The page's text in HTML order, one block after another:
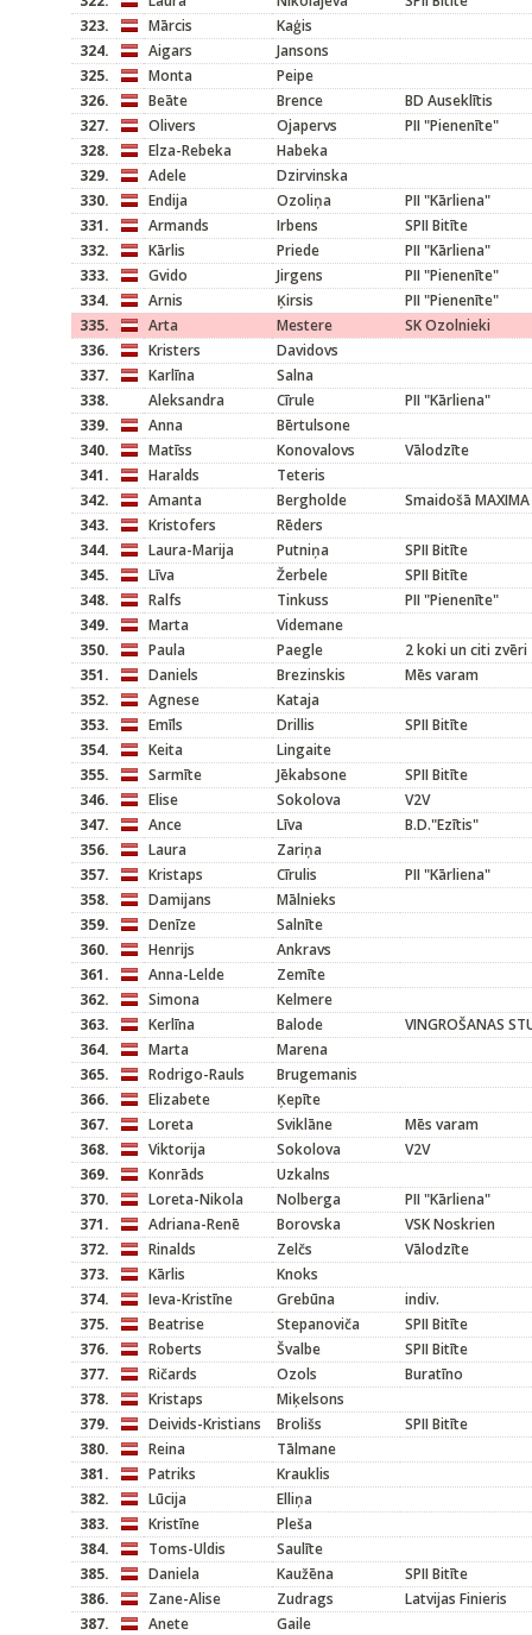
323.
Mārcis
Kaģis
324.
Aigars
Jansons
325.
Monta
Peipe
326.
Beāte Brence
BD Auseklītis
327.
Olivers Ojapervs
PII "Pienenīte"
328.
Elza-Rebeka
Habeka
329.
Adele
Dzirvinska
330.
Endija Ozoliņa
PII "Kārliena"
331.
Armands Irbens
SPII Bitīte
332.
Kārlis Priede
PII "Kārliena"
333.
Gvido Jirgens
PII "Pienenīte"
334.
Arnis Ķirsis
PII "Pienenīte"
335.
Arta Mestere
SK Ozolnieki
336.
Kristers
Davidovs
337.
Karlīna
Salna
338.
Aleksandra Cīrule
PII "Kārliena"
339.
Anna
Bērtulsone
340.
Matīss Konovalovs
Vālodzīte
341.
Haralds
Teteris
342.
Amanta Bergholde
Smaidošā
343.
Kristofers
Rēders
344.
Laura-Marija Putniņa
SPII Bitīte
345.
Līva Žerbele
SPII Bitīte
348.
Ralfs Tinkuss
PII "Pienenīte"
349.
Marta
Videmane
350.
Paula Paegle
2 koki un citi zvēri
351.
Daniels Brezinskis
Mēs varam
352.
Agnese
Kataja
353.
Emīls Drillis
SPII Bitīte
354.
Keita
Lingaite
355.
Sarmīte Jēkabsone
SPII Bitīte
346.
Elise Sokolova
V2V
347.
Ance Līva
B.D."Ezītis"
356.
Laura
Zariņa
357.
Kristaps Cīrulis
PII "Kārliena"
358.
Damijans
Mālnieks
359.
Denīze
Salnīte
360.
Henrijs
Ankravs
361.
Anna-Lelde
Zemīte
362.
Simona
Kelmere
363.
Kerlīna Balode
VINGROŠANAS
364.
Marta
Marena
365.
Rodrigo-Rauls
Brugemanis
366.
Elizabete
Ķepīte
367.
Loreta Sviklāne
Mēs varam
368.
Viktorija Sokolova
V2V
369.
Konrāds
Uzkalns
370.
Loreta-Nikola Nolberga
PII "Kārliena"
371.
Adriana-Renē Borovska
VSK Noskrien
372.
Rinalds Zelčs
Vālodzīte
373.
Kārlis
Knoks
374.
Ieva-Kristīne Grebūna
indiv.
375.
Beatrise Stepanoviča
SPII Bitīte
376.
Roberts Švalbe
SPII Bitīte
377.
Ričards Ozols
Buratīno
378.
Kristaps
Miķelsons
379.
Deivids-Kristians Brolišs
SPII Bitīte
380.
Reina
Tālmane
381.
Patriks
Krauklis
382.
Lūcija
Elliņa
383.
Kristīne
Pleša
384.
Toms-Uldis
Saulīte
385.
Daniela Kaužēna
SPII Bitīte
386.
Zane-Alise Zudrags
Latvijas Finieris
387.
Anete
Gaile